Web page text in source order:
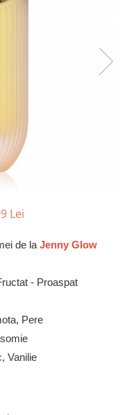
Lei
de la Jenny Glow
- Proaspat
Pere
Vanilie